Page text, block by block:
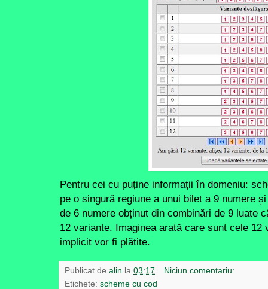
Pentru cei cu puține informații în domeniu:
pe o singură regiune a unui bilet a 9 numere
de 6 numere obținut din combinări de 9 luate
12 variante. Imaginea arată care sunt cele
implicit vor fi plătite.
Publicat de alin la 03:17
Niciun comentariu:
Etichete: scheme cu cod